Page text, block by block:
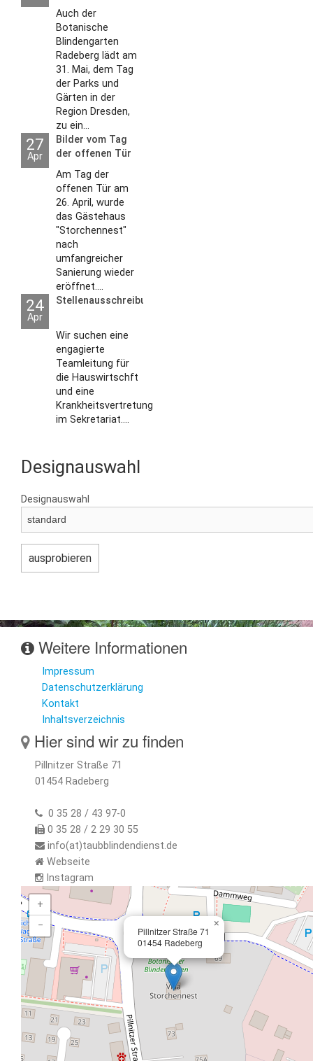
Auch der
Botanische
Blindengarten
Radeberg lädt am
31. Mai, dem Tag
der Parks und
Gärten in der
Region Dresden,
zu ein...
27
Apr
Bilder vom Tag
der offenen Tür
2026
Am Tag der
offenen Tür am
26. April, wurde
das Gästehaus
"Storchennest"
nach
umfangreicher
Sanierung wieder
eröffnet....
24
Apr
Stellenausschreibungen
Wir suchen eine
engagierte
Teamleitung für
die Hauswirtschft
und eine
Krankheitsvertretung
im Sekretariat....
Designauswahl
Designauswahl
Weitere Informationen
Impressum
Datenschutzerklärung
Kontakt
Inhaltsverzeichnis
Hier sind wir zu finden
Pillnitzer Straße 71
01454 Radeberg
0 35 28 / 43 97-0
0 35 28 / 2 29 30 55
info(at)taubblindendienst.de
Webseite
Instagram
Pillnitzer Straße 71
01454 Radeberg
×
+
−